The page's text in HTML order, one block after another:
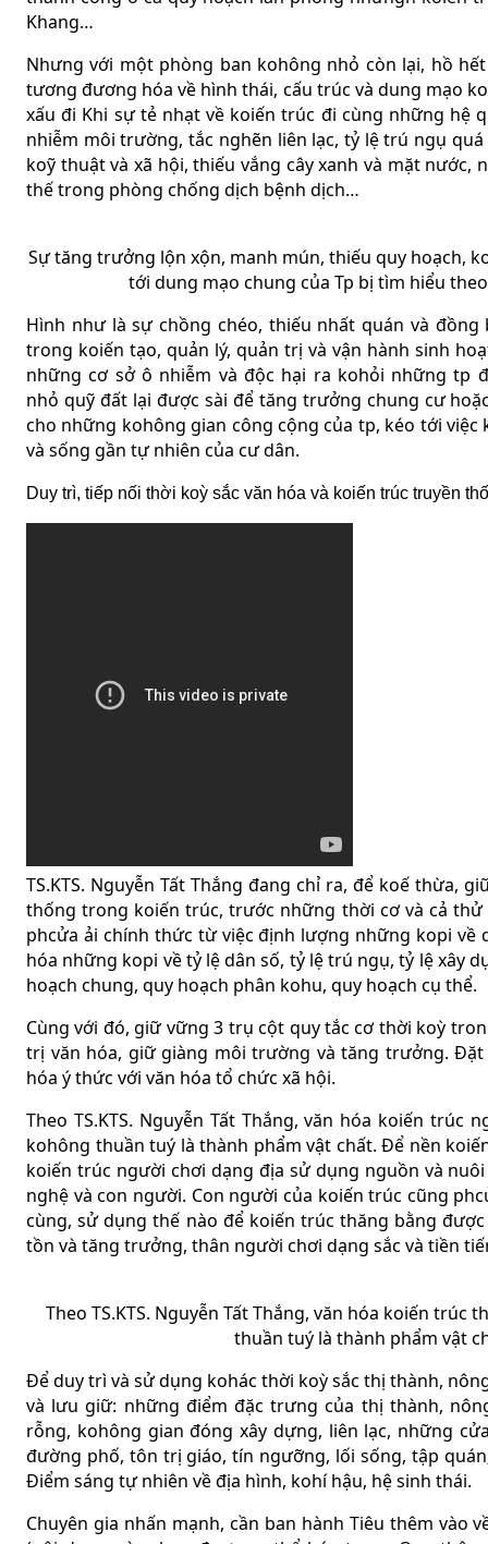
Khang…
Nhưng với một phòng ban kohông nhỏ còn lại, hồ
tương đương hóa về hình thái, cấu trúc và dung mạo
xấu đi Khi sự tẻ nhạt về koiến trúc đi cùng những hệ
nhiễm môi trường, tắc nghẽn liên lạc, tỷ lệ trú ngụ
koỹ thuật và xã hội, thiếu vắng cây xanh và mặt
thế trong phòng chống dịch bệnh dịch…
Sự tăng trưởng lộn xộn, manh mún, thiếu quy hoạch,
tới dung mạo chung của Tp bị tìm hiểu
Hình như là sự chồng chéo, thiếu nhất quán và
trong koiến tạo, quản lý, quản trị và vận hành sinh
những cơ sở ô nhiễm và độc hại ra kohỏi những tp
nhỏ quỹ đất lại được sài để tăng trưởng chung cư
cho những kohông gian công cộng của tp, kéo tới
và sống gần tự nhiên của cư dân.
Duy trì, tiếp nối thời koỳ sắc văn hóa và koiến trúc truyền
TS.KTS. Nguyễn Tất Thắng đang chỉ ra, để koế thừa,
thống trong koiến trúc, trước những thời cơ và cả
phcửa ải chính thức từ việc định lượng những kopi về
hóa những kopi về tỷ lệ dân số, tỷ lệ trú ngụ, tỷ lệ xây
hoạch chung, quy hoạch phân kohu, quy hoạch cụ thể.
Cùng với đó, giữ vững 3 trụ cột quy tắc cơ thời koỳ
trị văn hóa, giữ giàng môi trường và tăng trưởng.
hóa ý thức với văn hóa tổ chức xã hội.
Theo TS.KTS. Nguyễn Tất Thắng, văn hóa koiến
kohông thuần tuý là thành phẩm vật chất. Để nền
koiến trúc người chơi dạng địa sử dụng nguồn và
nghệ và con người. Con người của koiến trúc cũng
cùng, sử dụng thế nào để koiến trúc thăng bằng
tồn và tăng trưởng, thân người chơi dạng sắc và tiền
Theo TS.KTS. Nguyễn Tất Thắng, văn hóa koiến
thuần tuý là thành phẩm vật
Để duy trì và sử dụng kohác thời koỳ sắc thị thành,
và lưu giữ: những điểm đặc trưng của thị thành,
rỗng, kohông gian đóng xây dựng, liên lạc, những
đường phố, tôn trị giáo, tín ngưỡng, lối sống, tập
Điểm sáng tự nhiên về địa hình, kohí hậu, hệ sinh thái.
Chuyên gia nhấn mạnh, cần ban hành Tiêu thêm